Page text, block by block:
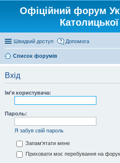
Офіційний форум
Швидкий доступ Допомога
Список форумів
Вхід
Ім'я користувача:
Пароль:
Я забув свій пароль
Запам'ятати мене
Приховати моє перебування на